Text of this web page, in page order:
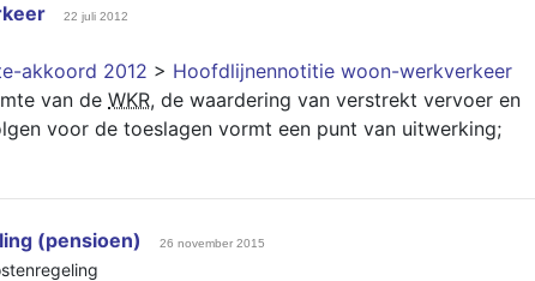
22 juli 2012
akkoord 2012 > Hoofdlijnennotitie woon-werkverkeer
van de WKR, de waardering van verstrekt vervoer en
voor de toeslagen vormt een punt van uitwerking;
(pensioen) 26 november 2015